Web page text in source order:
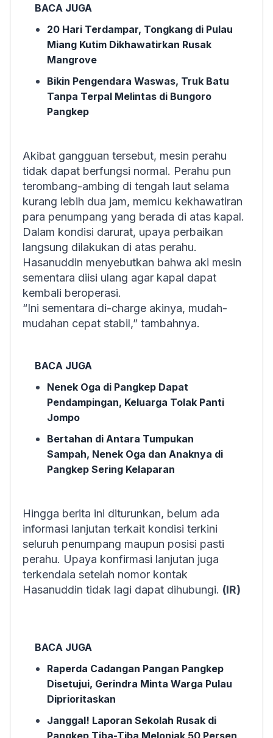
BACA JUGA
20 Hari Terdampar, Tongkang di Pulau
Miang Kutim Dikhawatirkan Rusak
Mangrove
Bikin Pengendara Waswas, Truk Batu
Tanpa Terpal Melintas di Bungoro
Pangkep
Akibat gangguan tersebut, mesin perahu
tidak dapat berfungsi normal. Perahu pun
terombang-ambing di tengah laut selama
kurang lebih dua jam, memicu kekhawatiran
para penumpang yang berada di atas kapal.
Dalam kondisi darurat, upaya perbaikan
langsung dilakukan di atas perahu.
Hasanuddin menyebutkan bahwa aki mesin
sementara diisi ulang agar kapal dapat
kembali beroperasi.
“Ini sementara di-charge akinya, mudah-
mudahan cepat stabil,” tambahnya.
BACA JUGA
Nenek Oga di Pangkep Dapat
Pendampingan, Keluarga Tolak Panti
Jompo
Bertahan di Antara Tumpukan
Sampah, Nenek Oga dan Anaknya di
Pangkep Sering Kelaparan
Hingga berita ini diturunkan, belum ada
informasi lanjutan terkait kondisi terkini
seluruh penumpang maupun posisi pasti
perahu. Upaya konfirmasi lanjutan juga
terkendala setelah nomor kontak
Hasanuddin tidak lagi dapat dihubungi. (IR)
BACA JUGA
Raperda Cadangan Pangan Pangkep
Disetujui, Gerindra Minta Warga Pulau
Diprioritaskan
Janggal! Laporan Sekolah Rusak di
Pangkep Tiba-Tiba Melonjak 50 Persen